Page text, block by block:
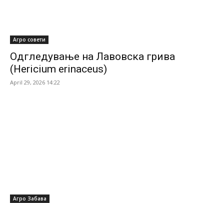
Агро совети
Одгледување на Лавовска грива
(Hericium erinaceus)
April 29, 2026 14:22
Агро Забава